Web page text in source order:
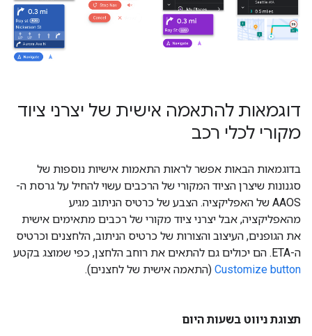
דוגמאות להתאמה אישית של יצרני ציוד
מקורי לכלי רכב
בדוגמאות הבאות אפשר לראות התאמות אישיות נוספות של
סגנונות שיצרן הציוד המקורי של הרכבים עשוי להחיל על גרסת ה-
AAOS של האפליקציה. הצבע של כרטיס הניתוב מגיע
מהאפליקציה, אבל יצרני ציוד מקורי של רכבים מתאימים אישית
את הגופנים, העיצוב והצורות של כרטיס הניתוב, הלחצנים וכרטיס
ה-ETA. הם יכולים גם להתאים את רוחב הלחצן, כפי שמוצג בקטע
Customize button (התאמה אישית של לחצנים).
תצוגת ניווט בשעות היום